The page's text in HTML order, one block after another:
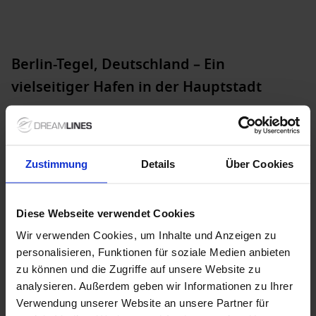
Zustimmung Details Über Cookies
Diese Webseite verwendet Cookies
Wir verwenden Cookies, um Inhalte und Anzeigen zu
personalisieren, Funktionen für soziale Medien anbieten
zu können und die Zugriffe auf unsere Website zu
analysieren. Außerdem geben wir Informationen zu Ihrer
Verwendung unserer Website an unsere Partner für
Berlin-Tegel, Deutschland – Ein
vielseitiger Hafen in der Hauptstadt
bedeutendsten Flughäfen Deutschlands, sondern auch ein
beeindruckenden Wasserwege der Region führen.
Kreuzfahrten nach Berlin-Tegel bieten den Reisenden die
erleben. Wussten Sie, dass Berlin mehr Brücken als
hat? Diese Tatsache macht Berlin zu einer Stadt der
Wasserwege und ein ideales Ziel für Flusskreuzfahrten.
Über Berlin-Tegel, Deutschland
Der Hafen in Berlin-Tegel ist gut erreichbar und bietet eine